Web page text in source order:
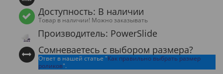
Доступность: В наличии
Товар в наличии! Можно заказывать
Производитель: PowerSlide
Сомневаетесь с выбором размера?
Ответ в нашей статье "Как правильно выбрать размер
роликов".